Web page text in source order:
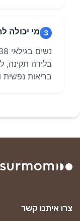
3 מי יכולה
בלידה תקינה,
בריאות נפשית
צרו איתנו קשר